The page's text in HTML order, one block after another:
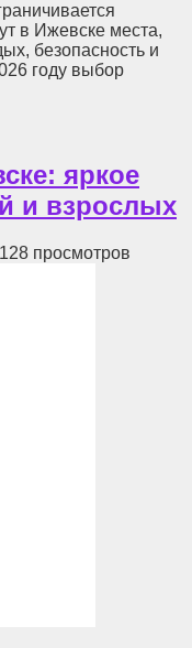
в Ижевске места,
безопасность и
году выбор
яркое
и взрослых
128 просмотров